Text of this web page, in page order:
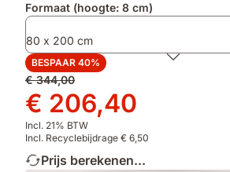
Formaat (hoogte: 8 cm)
80 x 200 cm
BESPAAR 40%
Oorspronkelijke
prijs
€ 344,00
€ 344,00
Prijs
€ 206,40
€ 206,40
Incl. 21% BTW
Incl. Recyclebijdrage € 6,50
Prijs berekenen...